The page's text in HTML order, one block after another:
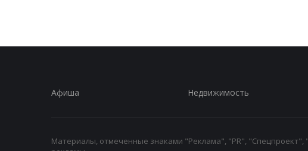
Афиша Недвижимость
Материалы, отмеченные знаками "Реклама", "PR",